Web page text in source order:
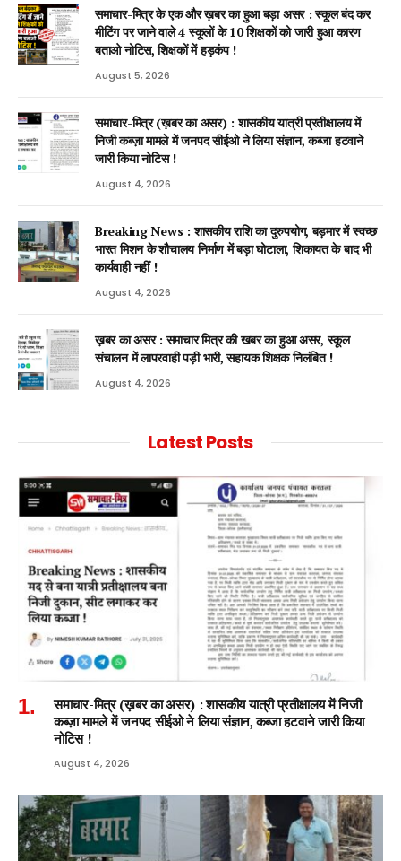
समाचार-मित्र के एक और ख़बर का हुआ बड़ा असर : स्कूल बंद कर
मीटिंग पर जाने वाले 4 स्कूलों के 10 शिक्षकों को जारी हुआ कारण
बताओ नोटिस, शिक्षकों में हड़कंप !
August 5, 2026
समाचार-मित्र (ख़बर का असर) : शासकीय यात्री प्रतीक्षालय में
निजी कब्ज़ा मामले में जनपद सीईओ ने लिया संज्ञान, कब्जा हटवाने
जारी किया नोटिस !
August 4, 2026
Breaking News : शासकीय राशि का दुरुपयोग, बड़मार में स्वच्छ
भारत मिशन के शौचालय निर्माण में बड़ा घोटाला, शिकायत के बाद भी
कार्यवाही नहीं !
August 4, 2026
ख़बर का असर : समाचार मित्र की खबर का हुआ असर, स्कूल
संचालन में लापरवाही पड़ी भारी, सहायक शिक्षक निलंबित !
August 4, 2026
Latest Posts
समाचार-मित्र (ख़बर का असर) : शासकीय यात्री प्रतीक्षालय में निजी
कब्ज़ा मामले में जनपद सीईओ ने लिया संज्ञान, कब्जा हटवाने जारी किया
नोटिस !
August 4, 2026